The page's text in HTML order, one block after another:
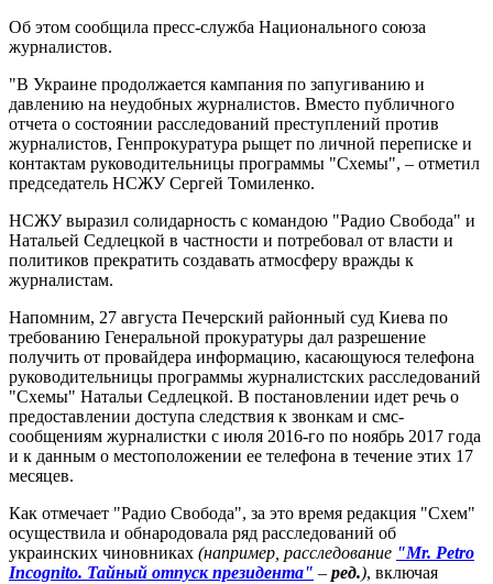
Об этом сообщила пресс-служба Национального союза
журналистов.
"В Украине продолжается кампания по запугиванию и
давлению на неудобных журналистов. Вместо публичного
отчета о состоянии расследований преступлений против
журналистов, Генпрокуратура рыщет по личной переписке и
контактам руководительницы программы "Схемы", – отметил
председатель НСЖУ Сергей Томиленко.
НСЖУ выразил солидарность с командою "Радио Свобода" и
Натальей Седлецкой в ​​частности и потребовал от власти и
политиков прекратить создавать атмосферу вражды к
журналистам.
Напомним, 27 августа Печерский районный суд Киева по
требованию Генеральной прокуратуры дал разрешение
получить от провайдера информацию, касающуюся телефона
руководительницы программы журналистских расследований
"Схемы" Натальи Седлецкой. В постановлении идет речь о
предоставлении доступа следствия к звонкам и смс-
сообщениям журналистки с июля 2016-го по ноябрь 2017 года
и к данным о местоположении ее телефона в течение этих 17
месяцев.
Как отмечает "Радио Свобода", за это время редакция "Схем"
осуществила и обнародовала ряд расследований об
украинских чиновниках (например, расследование "Mr. Petro
Incognito. Тайный отпуск президента" – ред.), включая